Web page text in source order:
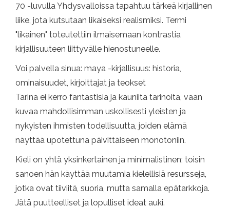
70 -luvulla Yhdysvalloissa tapahtuu tärkeä kirjallinen
liike, jota kutsutaan likaiseksi realismiksi. Termi
"likainen" toteutettiin ilmaisemaan kontrastia
kirjallisuuteen liittyvälle hienostuneelle.
Voi palvella sinua: maya -kirjallisuus: historia,
ominaisuudet, kirjoittajat ja teokset
Tarina ei kerro fantastisia ja kauniita tarinoita, vaan
kuvaa mahdollisimman uskollisesti yleisten ja
nykyisten ihmisten todellisuutta, joiden elämä
näyttää upotettuna päivittäiseen monotoniin.
Kieli on yhtä yksinkertainen ja minimalistinen; toisin
sanoen hän käyttää muutamia kielellisiä resursseja,
jotka ovat tiiviitä, suoria, mutta samalla epätarkkoja.
Jätä puutteelliset ja lopulliset ideat auki.